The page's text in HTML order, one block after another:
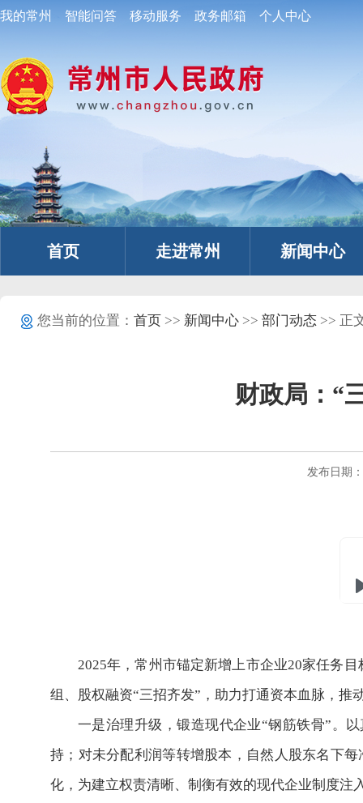
我的常州 智能问答 移动服务 政务邮箱 个人中心
首页 走进常州 新闻中心
您当前的位置： 首页>> 新闻中心>> 部门动态>> 正
财政局：“
发布日期
2025年，常州市锚定新增上市企业20家任务
组、股权融资“三招齐发”，助力打通资本血脉，推
一是治理升级，锻造现代企业“钢筋铁骨”。
持；对未分配利润等转增股本，自然人股东名下
化，为建立权责清晰、制衡有效的现代企业制度注